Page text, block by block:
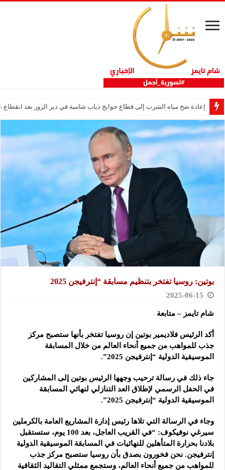
إعادة ضخ مياه الشرب إلى قطاع حوايج ذياب شامية في دير الزور بعد انقطاع دام 12
بوتين: روسيا تفتخر بتنظيم مسابقة “إنترفيجن 2025
2025-06-15
شام تايمز – متابعة
أكد الرئيس فلاديمير بوتين إن روسيا تفتخر بأنها ستصبح مركز
جذب للمواهب من جميع أنحاء العالم من خلال المسابقة
الموسيقية الدولية “إنترفيجن 2025”.
جاء ذلك في رسالة ترحيب وجهها الرئيس بوتين إلى المشاركين
في الحفل الرسمي لإطلاق العد التنازلي لنهائي المسابقة
الموسيقية الدولية “إنترفيجن 2025”.
وجاء في الرسالة التي تلاها رئيس إدارة المشاريع العامة بالكرملين
سيرغي نوفيكوف: “في القريب العاجل، بعد 100 يوم، ستستقبل
بلادنا بحرارة المتأهلين للنهائيات في المسابقة الموسيقية الدولية
إنترفيجن. نحن فخورون بصدق بأن روسيا ستصبح مركز جذب
للمواهب من جميع أنحاء العالم، وستجمع ممثلي التقاليد الثقافية